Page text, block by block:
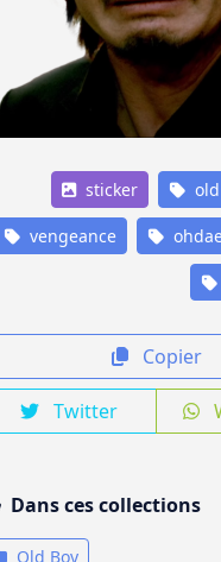
sticker old
vengeance
Copier
Twitter
Dans ces collections
Old Boy